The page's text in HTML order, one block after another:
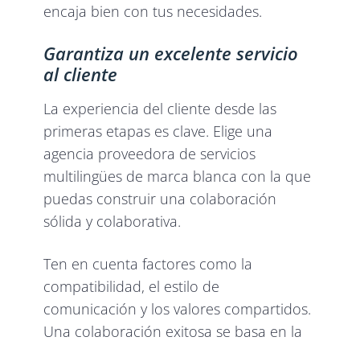
encaja bien con tus necesidades.
Garantiza un excelente servicio
al cliente
La experiencia del cliente desde las
primeras etapas es clave. Elige una
agencia proveedora de servicios
multilingües de marca blanca con la que
puedas construir una colaboración
sólida y colaborativa.
Ten en cuenta factores como la
compatibilidad, el estilo de
comunicación y los valores compartidos.
Una colaboración exitosa se basa en la